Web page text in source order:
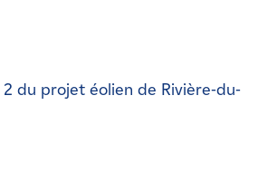
2 du projet éolien de Rivière-du-